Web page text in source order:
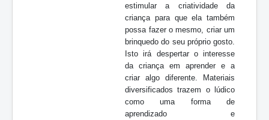
estimular a criatividade da
criança para que ela também
possa fazer o mesmo, criar um
brinquedo do seu próprio gosto.
Isto irá despertar o interesse
da criança em aprender e a
criar algo diferente. Materiais
diversificados trazem o lúdico
como uma forma de
aprendizado e